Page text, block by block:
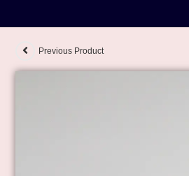
Previous Product